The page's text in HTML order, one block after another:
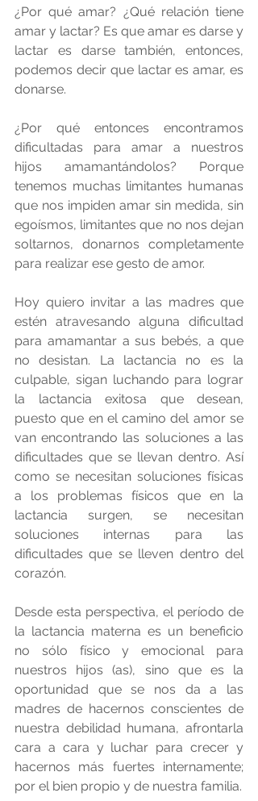
¿Por qué amar? ¿Qué relación tiene
amar y lactar? Es que amar es darse y
lactar es darse también, entonces,
podemos decir que lactar es amar, es
donarse.
¿Por qué entonces encontramos
dificultadas para amar a nuestros
hijos amamantándolos? Porque
tenemos muchas limitantes humanas
que nos impiden amar sin medida, sin
egoísmos, limitantes que no nos dejan
soltarnos, donarnos completamente
para realizar ese gesto de amor.
Hoy quiero invitar a las madres que
estén atravesando alguna dificultad
para amamantar a sus bebés, a que
no desistan. La lactancia no es la
culpable, sigan luchando para lograr
la lactancia exitosa que desean,
puesto que en el camino del amor se
van encontrando las soluciones a las
dificultades que se llevan dentro. Así
como se necesitan soluciones físicas
a los problemas físicos que en la
lactancia surgen, se necesitan
soluciones internas para las
dificultades que se lleven dentro del
corazón.
Desde esta perspectiva, el período de
la lactancia materna es un beneficio
no sólo físico y emocional para
nuestros hijos (as), sino que es la
oportunidad que se nos da a las
madres de hacernos conscientes de
nuestra debilidad humana, afrontarla
cara a cara y luchar para crecer y
hacernos más fuertes internamente;